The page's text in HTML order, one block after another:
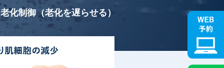
老化制御（老化を遅らせる）